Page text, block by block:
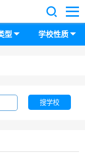
型 学校性质
搜学校